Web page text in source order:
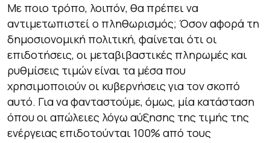
Με ποιο τρόπο, λοιπόν, θα πρέπει να
αντιμετωπιστεί ο πληθωρισμός; Όσον αφορά τη
δημοσιονομική πολιτική, φαίνεται ότι οι
επιδοτήσεις, οι μεταβιβαστικές πληρωμές και
ρυθμίσεις τιμών είναι τα μέσα που
χρησιμοποιούν οι κυβερνήσεις για τον σκοπό
αυτό. Για να φανταστούμε, όμως, μία κατάσταση
όπου οι απώλειες λόγω αύξησης της τιμής της
ενέργειας επιδοτούνται 100% από τους